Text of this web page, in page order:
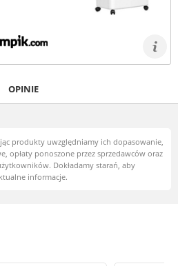
OPINIE
produkty uwzględniamy ich dopasowanie,
opłaty ponoszone przez sprzedawców oraz
Dokładamy starań, aby
informacje.